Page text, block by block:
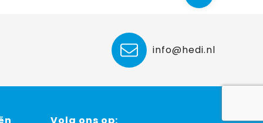
info@hedi.nl
Volg ons op: